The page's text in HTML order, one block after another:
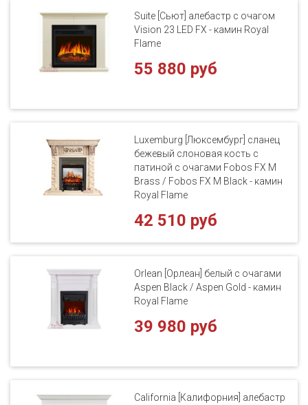
Suite [Сьют] алебастр с очагом
Vision 23 LED FX - камин Royal
Flame
55 880 руб
Luxemburg [Люксембург] сланец
бежевый слоновая кость с
патиной с очагами Fobos FX M
Brass / Fobos FX M Black - камин
Royal Flame
42 510 руб
Orlean [Орлеан] белый с очагами
Aspen Black / Aspen Gold - камин
Royal Flame
39 980 руб
California [Калифорния] алебастр